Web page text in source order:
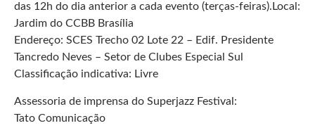
das 12h do dia anterior a cada evento (terças-feiras).Local:
Jardim do CCBB Brasília
Endereço: SCES Trecho 02 Lote 22 – Edif. Presidente
Tancredo Neves – Setor de Clubes Especial Sul
Classificação indicativa: Livre
Assessoria de imprensa do Superjazz Festival:
Tato Comunicação